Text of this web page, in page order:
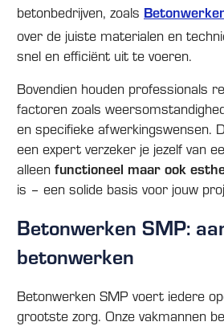
betonbedrijven, zoals
over de juiste materialen en
snel en efficiënt uit te voeren.
Bovendien houden professionals
factoren zoals
en specifieke afwerkingswensen.
een expert verzeker je jezelf van
alleen functioneel maar ook
is – een solide basis voor jouw
Betonwerken SMP:
betonwerken
Betonwerken SMP voert iedere
grootste zorg. Onze vakmannen